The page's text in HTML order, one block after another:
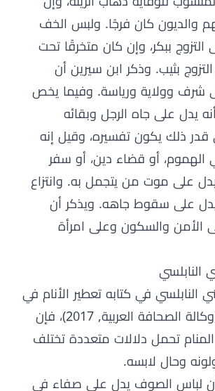
والديون كان فرجًا. ولبس الخف
ببكر، وإن كان متخرقًا تحت
بثيب. وذكر ابن سيرين أن
شرف وولاية ورياسة. وفيما يخص
يدل على جاه الرجل وبقائه
قدر ذلك يكون تفسيره، وقيل إنه
أو قضاء دين، أو سفر
على موت من يتجمل به. وانتزاع
على سقوط جاهه. ويذكر أن
الأمن والسكون وعلى امرأة
النابلسي
النابلسي في كتابه تعطير الأنام في
تفسير الأحلام (وكالة الصحافة العربية, 2017)، فإن
تحمل دلالات متعددة تختلف
وحال لابسه.
أن لباس الصوف يدل على صفاء في